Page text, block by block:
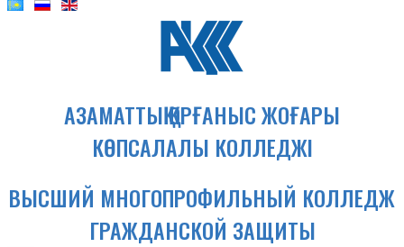
АЗАМАТТЫҚ ҚОРҒАНЫС ЖОҒАРЫ
КӨПСАЛАЛЫ КОЛЛЕДЖІ
ВЫСШИЙ МНОГОПРОФИЛЬНЫЙ КОЛЛЕДЖ
ГРАЖДАНСКОЙ ЗАЩИТЫ